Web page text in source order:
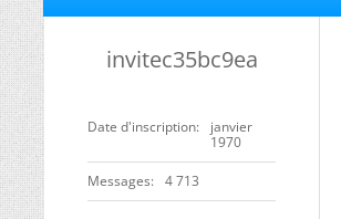
invitec35bc9ea
Date d'inscription
janvier
1970
Messages 4 713